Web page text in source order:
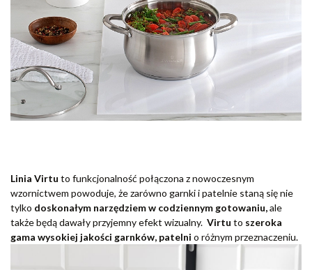
Linia Virtu to funkcjonalność połączona z nowoczesnym
wzornictwem powoduje, że zarówno garnki i patelnie staną się nie
tylko doskonałym narzędziem w codziennym gotowaniu,ale
także będą dawały przyjemny efekt wizualny. Virtu to szeroka
gama wysokiej jakości garnków, patelni o różnym przeznaczeniu.